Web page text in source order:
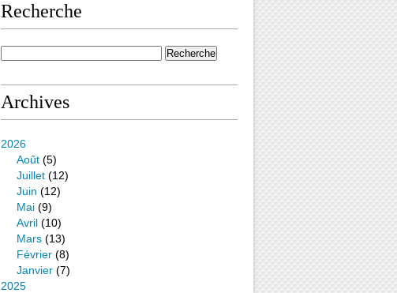
Recherche
Archives
2026
Août (5)
Juillet (12)
Juin (12)
Mai (9)
Avril (10)
Mars (13)
Février (8)
Janvier (7)
2025